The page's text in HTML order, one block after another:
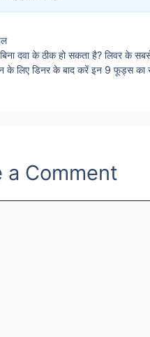
दवा के ठीक हो सकता है? लिवर के
के लिए डिनर के बाद करें इन 9 फूड्स
a Comment